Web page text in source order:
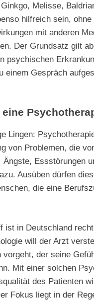
Melisse,
hilfreich sein, ohne
mit anderen
Der Grundsatz gilt
psychischen
einem Gespräch
eine
Lingen:
von Problemen, die
Ängste, Essstörungen
Ausüben dürfen
die eine
ist in Deutschland
will der Arzt
vorgeht, der seine
Mit einer solchen
des Patienten
Fokus liegt in der